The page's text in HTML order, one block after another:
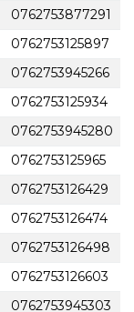
0762753877291
0762753125897
0762753945266
0762753125934
0762753945280
0762753125965
0762753126429
0762753126474
0762753126498
0762753126603
0762753945303